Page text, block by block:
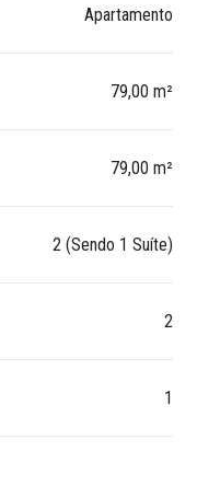
Apartamento
79,00 m²
79,00 m²
2 (Sendo 1 Suíte)
2
1